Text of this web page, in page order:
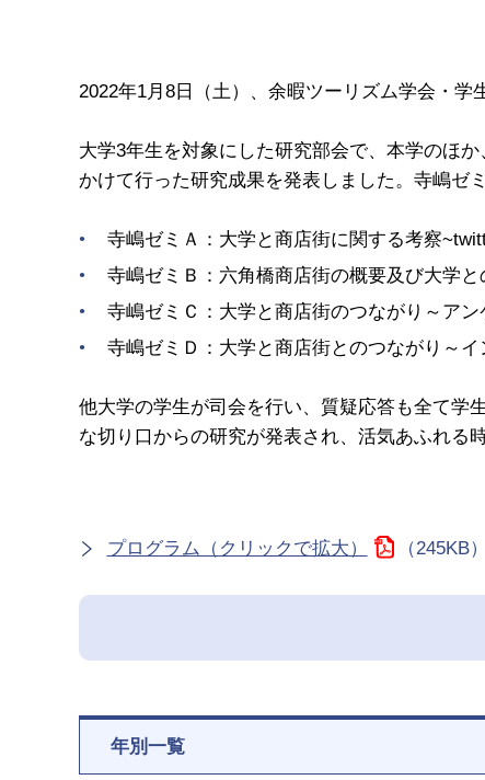
2022年1月8日（土）、余暇ツーリズム学会・
大学3年生を対象にした研究部会で、本学のほ
かけて行った研究成果を発表しました。寺嶋ゼ
寺嶋ゼミＡ：大学と商店街に関する考察
寺嶋ゼミＢ：六角橋商店街の概要及び大学
寺嶋ゼミＣ：大学と商店街のつながり～ア
寺嶋ゼミＤ：大学と商店街とのつながり～
他大学の学生が司会を行い、質疑応答も全て学
な切り口からの研究が発表され、活気あふれる
プログラム（クリックで拡大） （245KB）
年別一覧